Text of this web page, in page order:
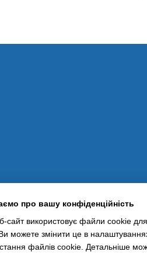
про вашу конфіденційність
сайт використовує файли cookie
можете змінити це в
файлів cookie. Детальніше